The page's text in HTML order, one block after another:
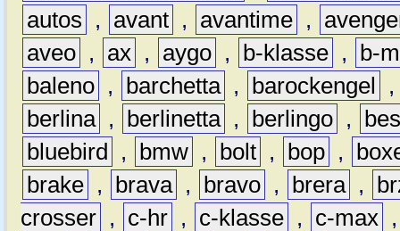
autos
, avant , avantime ,
aveo , ax , aygo , b-klasse ,
b-
baleno , barchetta , barockengel
berlina , berlinetta , berlingo ,
bluebird
, bmw , bolt , bop ,
brake , brava , bravo , brera ,
crosser , c-hr , c-klasse , c-max